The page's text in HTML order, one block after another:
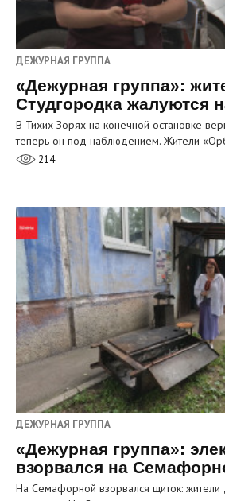
ДЕЖУРНАЯ ГРУППА
«Дежурная группа»:
Студгородка жалуются
В Тихих Зорях на конечной остановке
теперь он под наблюдением. Жители
214
ДЕЖУРНАЯ ГРУППА
«Дежурная группа»:
взорвался на
На Семафорной взорвался щиток: жители